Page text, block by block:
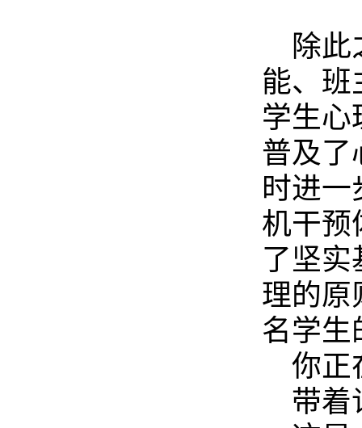
除
能、班
学生心
普及了
时进
机干预
了坚实
理的原
名学生
你正
带着